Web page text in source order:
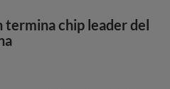
chip leader del